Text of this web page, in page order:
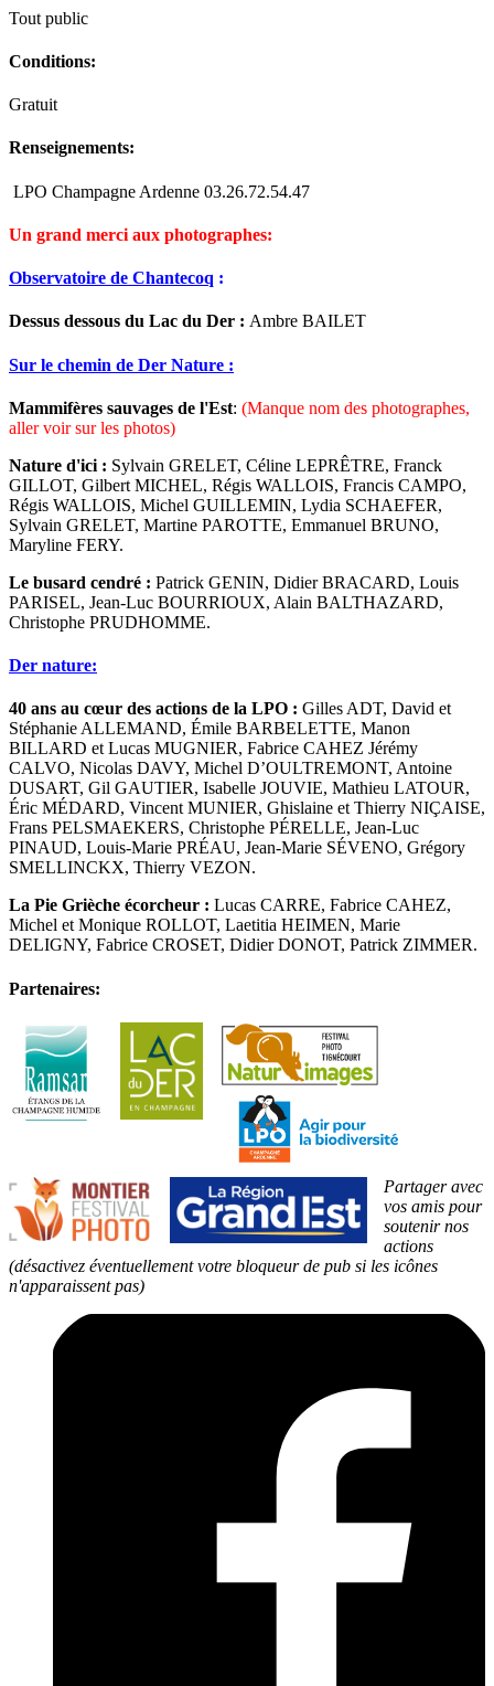
Tout public
Conditions:
Gratuit
Renseignements:
LPO Champagne Ardenne 03.26.72.54.47
Un grand merci aux photographes:
Observatoire de Chantecoq :
Dessus dessous du Lac du Der : Ambre BAILET
Sur le chemin de Der Nature :
Mammifères sauvages de l'Est: (Manque nom des photographes,
aller voir sur les photos)
Nature d'ici : Sylvain GRELET, Céline LEPRÊTRE, Franck
GILLOT, Gilbert MICHEL, Régis WALLOIS, Francis CAMPO,
Régis WALLOIS, Michel GUILLEMIN, Lydia SCHAEFER,
Sylvain GRELET, Martine PAROTTE, Emmanuel BRUNO,
Maryline FERY.
Le busard cendré : Patrick GENIN, Didier BRACARD, Louis
PARISEL, Jean-Luc BOURRIOUX, Alain BALTHAZARD,
Christophe PRUDHOMME.
Der nature:
40 ans au cœur des actions de la LPO : Gilles ADT, David et
Stéphanie ALLEMAND, Émile BARBELETTE, Manon
BILLARD et Lucas MUGNIER, Fabrice CAHEZ Jérémy
CALVO, Nicolas DAVY, Michel D’OULTREMONT, Antoine
DUSART, Gil GAUTIER, Isabelle JOUVIE, Mathieu LATOUR,
Éric MÉDARD, Vincent MUNIER, Ghislaine et Thierry NIÇAISE,
Frans PELSMAEKERS, Christophe PÉRELLE, Jean-Luc
PINAUD, Louis-Marie PRÉAU, Jean-Marie SÉVENO, Grégory
SMELLINCKX, Thierry VEZON.
La Pie Grièche écorcheur : Lucas CARRE, Fabrice CAHEZ,
Michel et Monique ROLLOT, Laetitia HEIMEN, Marie
DELIGNY, Fabrice CROSET, Didier DONOT, Patrick ZIMMER.
Partenaires:
Partager avec
vos amis pour
soutenir nos
actions
(désactivez éventuellement votre bloqueur de pub si les icônes
n'apparaissent pas)